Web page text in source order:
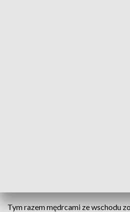
Tym razem mędrcami ze wschodu